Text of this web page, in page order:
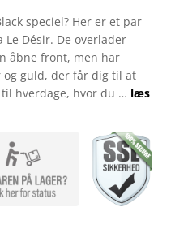
speciel? Her er et par
Désir. De overlader
åbne front, men har
guld, der får dig til at
hverdage, hvor du … læs